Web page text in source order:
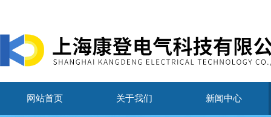
网站首页 关于我们 新闻中心